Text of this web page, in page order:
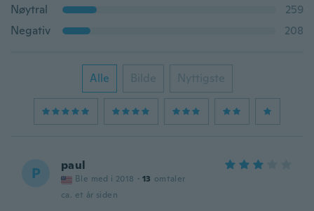
Nøytral
259
Negativ
208
Alle Bilde Nyttigste
P paul
Ble med i 2018 · 13 omtaler
ca. et år siden